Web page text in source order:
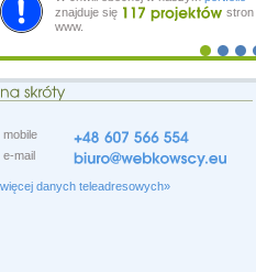
znajduje się
stron
www.
mobile
e-mail
więcej danych teleadresowych»